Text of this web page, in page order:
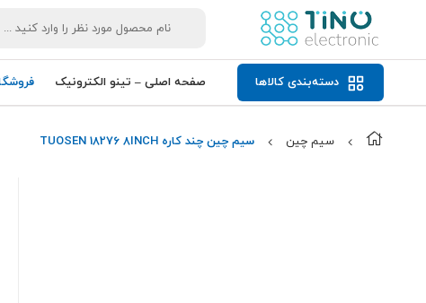
دسته‌بندی کالاها صفحه اصلی – تینو الکترونیک
سیم چین سیم چین چند کاره TUOSEN 18276 8INCH